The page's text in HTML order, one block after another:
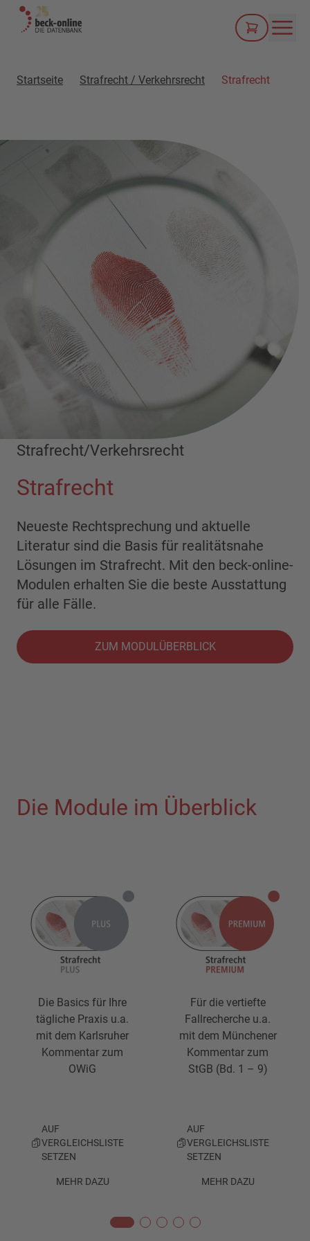
Startseite Strafrecht / Verkehrsrecht Strafrecht
Strafrecht/Verkehrsrecht
Strafrecht
Neueste Rechtsprechung und aktuelle
Literatur sind die Basis für realitätsnahe
Lösungen im Strafrecht. Mit den beck-online-
Modulen erhalten Sie die beste Ausstattung
für alle Fälle.
ZUM MODULÜBERBLICK
Die Module im Überblick
Die Basics für Ihre
tägliche Praxis u.a.
mit dem Karlsruher
Kommentar zum
OWiG
AUF
VERGLEICHSLISTE
SETZEN
MEHR DAZU
Für die vertiefte
Fallrecherche u.a.
mit dem Münchener
Kommentar zum
StGB (Bd. 1 – 9)
AUF
VERGLEICHSLISTE
SETZEN
MEHR DAZU